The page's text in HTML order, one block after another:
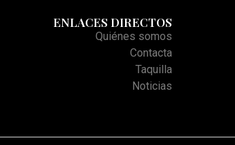
ENLACES DIRECTOS
Quiénes somos
Contacta
Taquilla
Noticias